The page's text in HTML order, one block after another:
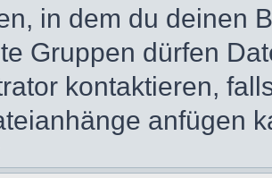
in dem du deinen
Gruppen dürfen
kontaktieren,
anfügen